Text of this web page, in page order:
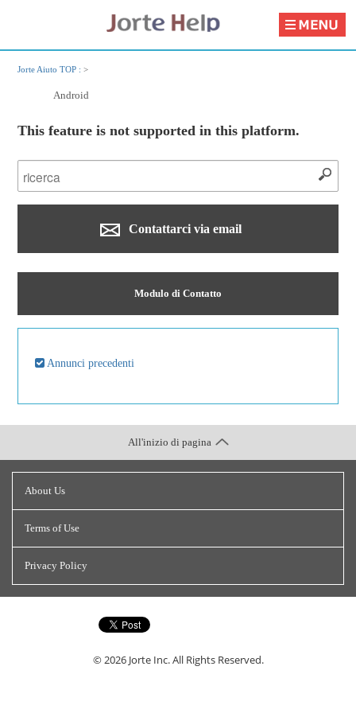
Jorte Aiuto TOP :>
Android
This feature is not supported in this platform.
Contattarci via email
Modulo di Contatto
Annunci precedenti
About Us
Terms of Use
Privacy Policy
© 2026 Jorte Inc.All Rights Reserved.
All'inizio di pagina